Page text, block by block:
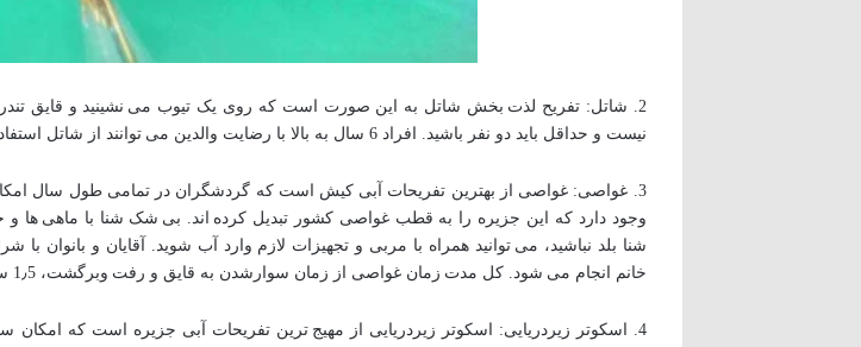
2. شاتل: تفریح لذت بخش شاتل به این صورت است که روی یک تیوب می نشینید و قایق
نیست و حداقل باید دو نفر باشید. افراد 6 سال به بالا با رضایت والدین می توانند از شاتل استفاده کنند. مدت زمان استفاده از شاتل حدود 15 دقیقه است.
3. غواصی: غواصی از بهترین تفریحات آبی کیش است که گردشگران در تمامی طول سال
وجود دارد که این جزیره را به قطب غواصی کشور تبدیل کرده اند. بی شک شنا با ماهی ها و
شنا بلد نباشید، می توانید همراه با مربی و تجهیزات لازم وارد آب شوید. آقایان و بانوان
خانم انجام می شود. کل مدت زمان غواصی از زمان سوارشدن به قایق و رفت وبرگشت، 1٫5 ساعت است که حضور شما زیر آب، 15 دقیقه خواهد بود.
4. اسکوتر زیردریایی: اسکوتر زیردریایی از مهیج ترین تفریحات آبی جزیره است که